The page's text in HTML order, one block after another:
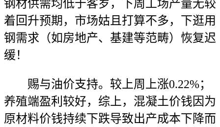
钢材供需均低于客岁，下周工场产量无较
着回升预期，市场姑且打算不多，下逛用
钢需求（如房地产、基建等范畴）恢复迟
缓！
赐与油价支持。较上周上涨0.22%；
养殖端盈利较好，综上，混凝土价钱因为
原材料价钱持续下跌导致出产成本下降而